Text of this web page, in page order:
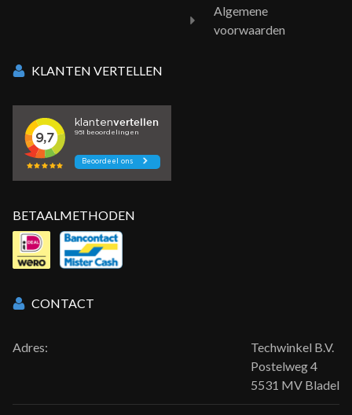
Algemene
voorwaarden
KLANTEN VERTELLEN
BETAALMETHODEN
CONTACT
Adres:
Techwinkel B.V.
Postelweg 4
5531 MV Bladel